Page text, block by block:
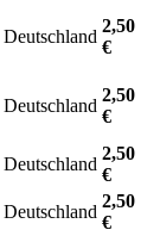
Deutschland
2,50
€
Deutschland
2,50
€
Deutschland
2,50
€
Deutschland
2,50
€